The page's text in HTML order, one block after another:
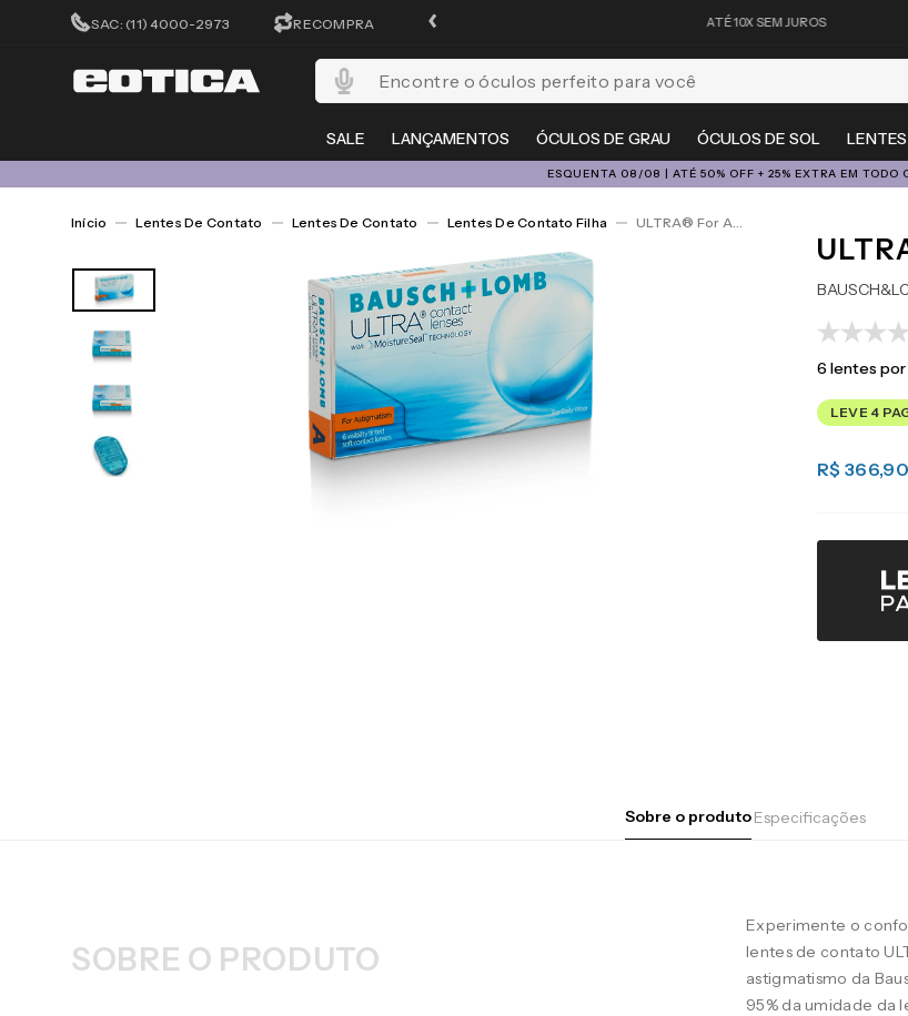
SAC: (11) 4000-2973 RECOMPRA
FRETE GRÁTIS EM TODO O SITE ATÉ 10X SEM JUROS
SALE LANÇAMENTOS ÓCULOS DE GRAU ÓCULOS DE SOL
Encontre o óculos perfeito para você
ESQUENTA 08/08 | ATÉ 50% OFF + 25% EXTRA EM TODO
Lentes De Contato Lentes De Contato Lentes De Contato Filha ULTRA® For Astigmatism 6
6 lentes
LEVE 4
R$ 366,90
Sobre o produtoEspecificações
SOBRE O PRODUTO
Experimente o
lentes de contato
astigmatismo da
95% da umidade da